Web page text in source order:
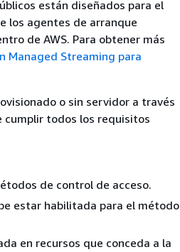
están diseñados para el
los agentes de arranque
de AWS. Para obtener más
Managed Streaming para
o sin servidor a través
cumplir todos los requisitos
de control de acceso.
estar habilitada para el método
en recursos que conceda a la